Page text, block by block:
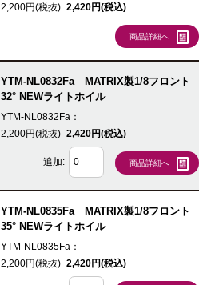
2,200円(税抜) 2,420円(税込)
商品詳細へ
YTM-NL0832Fa MATRIX製1/8フロント
32° NEWライトホイル
YTM-NL0832Fa：
2,200円(税抜) 2,420円(税込)
追加: 商品詳細へ
YTM-NL0835Fa MATRIX製1/8フロント
35° NEWライトホイル
YTM-NL0835Fa：
2,200円(税抜) 2,420円(税込)